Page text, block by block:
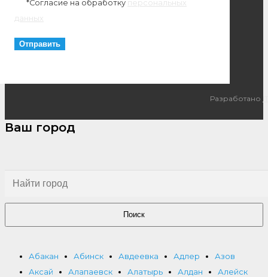
*Согласие на обработку персональных
данных
Разработано
Ваш город
Поиск
Абакан Абинск Авдеевка Адлер
Азов
Аксай
Алапаевск Алатырь Алдан
Алейск